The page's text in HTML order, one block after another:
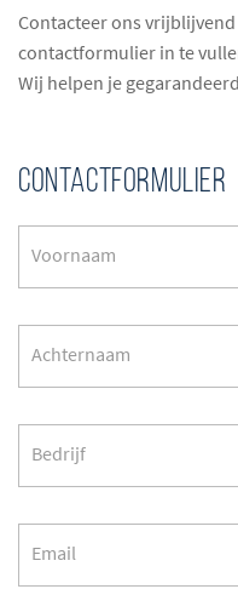
Contacteer ons
contactformulier in te
Wij helpen je
CONTACTFORMULIER